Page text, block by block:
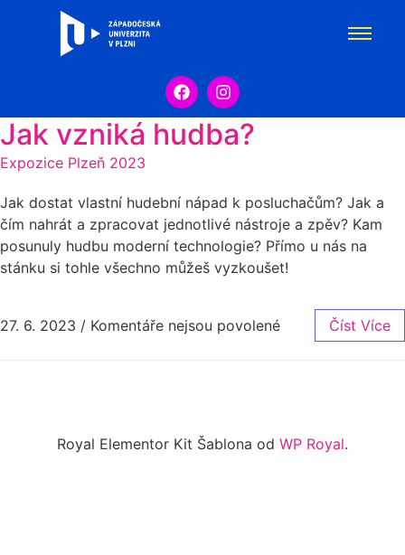
Jak vzniká hudba?
Expozice Plzeň 2023
Jak dostat vlastní hudební nápad k posluchačům? Jak a
čím nahrát a zpracovat jednotlivé nástroje a zpěv? Kam
posunuly hudbu moderní technologie? Přímo u nás na
stánku si tohle všechno můžeš vyzkoušet!
27. 6. 2023 / Komentáře nejsou povolené Číst Více
Royal Elementor Kit Šablona od WP Royal.